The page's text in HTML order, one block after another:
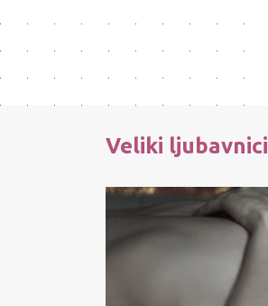
Veliki ljubavnici